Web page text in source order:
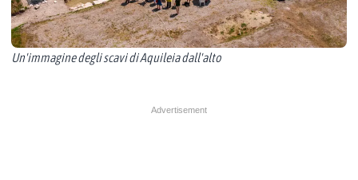
Un'immagine degli scavi di Aquileia dall'alto